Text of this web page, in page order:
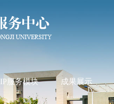
IP服务模块 成果展示